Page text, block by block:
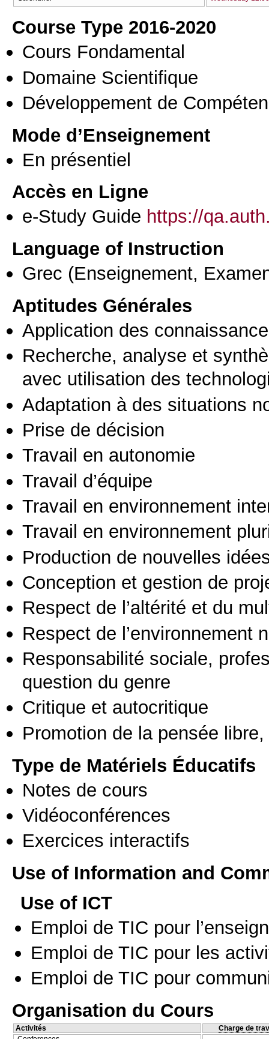
Course Type 2016-2020
Cours Fondamental
Domaine Scientifique
Développement de
Mode d’Enseignement
En présentiel
Accès en Ligne
e-Study Guide https://
Language of Instruction
Grec (Enseignement,
Aptitudes Générales
Application des
Recherche, analyse et
avec utilisation des
Adaptation à des situations
Prise de décision
Travail en autonomie
Travail d’équipe
Travail en environnement
Travail en environnement
Production de nouvelles
Conception et gestion de
Respect de l’altérité et du
Respect de l’environnement
Responsabilité sociale,
question du genre
Critique et autocritique
Promotion de la pensée
Type de Matériels Éducatifs
Notes de cours
Vidéoconférences
Exercices interactifs
Use of Information and
Use of ICT
Emploi de TIC pour
Emploi de TIC pour les
Emploi de TIC pour
Organisation du Cours
Activités
Charge de